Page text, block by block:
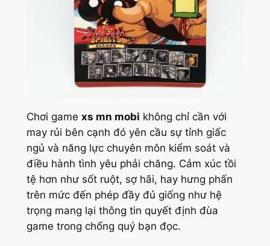
Chơi game xs mn mobi không chỉ cần với
may rủi bên cạnh đó yên cầu sự tỉnh giấc
ngủ và năng lực chuyên môn kiểm soát và
điều hành tình yêu phải chăng. Cảm xúc tồi
tệ hơn như sốt ruột, sợ hãi, hay hưng phấn
trên mức đến phép đầy đủ giống như hệ
trọng mang lại thông tin quyết định đùa
game trong chống quý bạn đọc.